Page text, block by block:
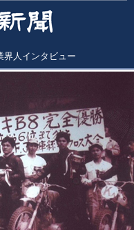
界人インタビュー